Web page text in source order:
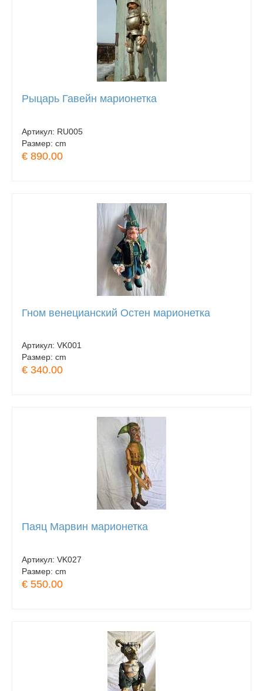
Рыцарь Гавейн марионетка
Артикул: RU005
Размер: cm
€ 890.00
Гном венецианский Остен марионетка
Артикул: VK001
Размер: cm
€ 340.00
Паяц Марвин марионетка
Артикул: VK027
Размер: cm
€ 550.00